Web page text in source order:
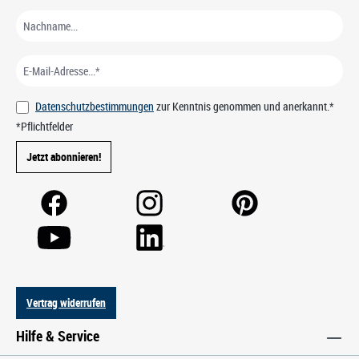
Datenschutzbestimmungen zur Kenntnis genommen und anerkannt.*
*Pflichtfelder
Jetzt abonnieren!
Vertrag widerrufen
Hilfe & Service